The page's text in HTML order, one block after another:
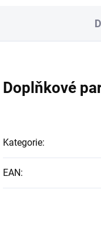
Doplňkové
Kategorie:
EAN: